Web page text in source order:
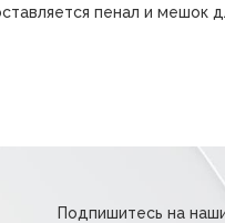
пенал и мешок
Подпишитесь на